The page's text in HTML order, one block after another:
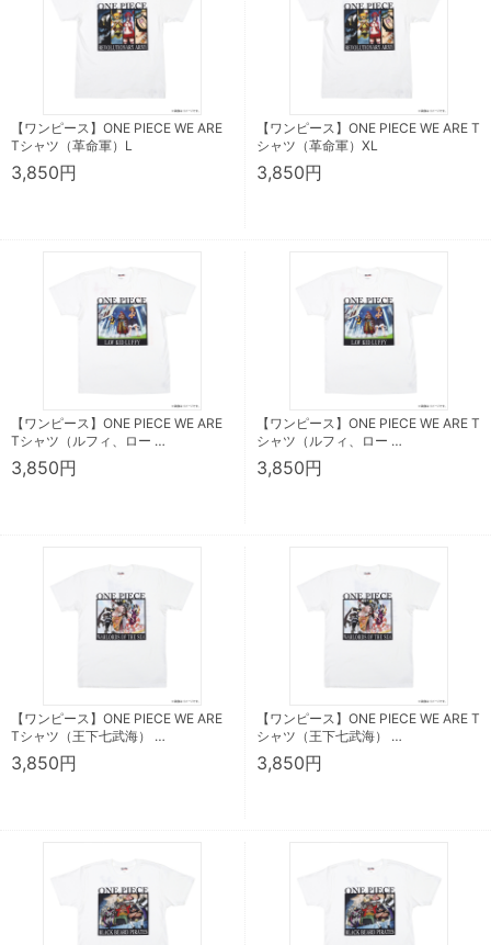
【ワンピース】ONE PIECE WE ARE
Tシャツ（革命軍）L
3,850円
【ワンピース】ONE PIECE WE ARE T
シャツ（革命軍）XL
3,850円
【ワンピース】ONE PIECE WE ARE
Tシャツ（ルフィ、ロー …
3,850円
【ワンピース】ONE PIECE WE ARE T
シャツ（ルフィ、ロー …
3,850円
【ワンピース】ONE PIECE WE ARE
Tシャツ（王下七武海） …
3,850円
【ワンピース】ONE PIECE WE ARE T
シャツ（王下七武海） …
3,850円